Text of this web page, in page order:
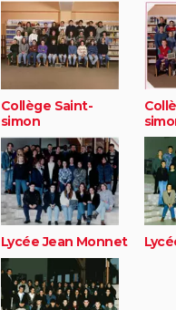
Collège Saint-
simon
Lycée Jean Monnet